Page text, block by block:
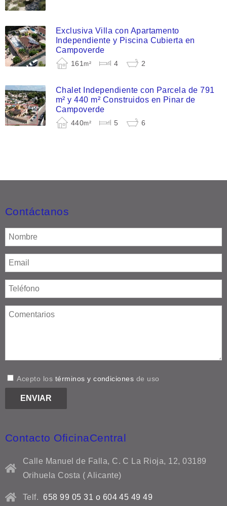
Exclusiva Villa con Apartamento
Independiente y Piscina Cubierta en
Campoverde
161m² 4 2
Chalet Independiente con Parcela de 791
m² y 440 m² Construidos en Pinar de
Campoverde
440m² 5 6
Contáctanos
Acepto los términos y condiciones de uso
Contacto OficinaCentral
Calle Manuel de Falla, C. C La Rioja, 12, 03189
Orihuela Costa ( Alicante)
Telf. 658 99 05 31 o 604 45 49 49